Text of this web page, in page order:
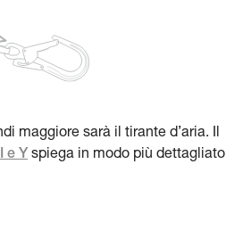
maggiore sarà il tirante d’aria. Il
e Y spiega in modo più